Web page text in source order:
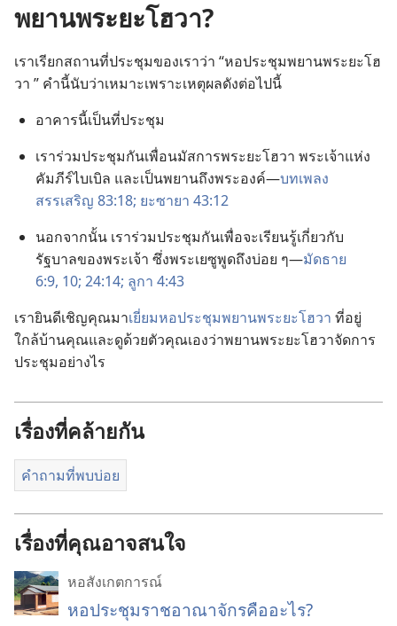
พยาน​พระ​ยะโฮวา?
เรา​เรียก​สถาน​ที่​ประชุม​ของ​เรา​ว่า “หอ​ประชุม​พยาน​พระ​ยะโฮ
วา ” คำ​นี้​นับ​ว่า​เหมาะ​เพราะ​เหตุ​ผล​ดัง​ต่อ​ไป​นี้
อาคาร​นี้​เป็น​ที่​ประชุม
เรา​ร่วม​ประชุม​กัน​เพื่อ​นมัสการ​พระ​ยะโฮวา พระเจ้า​แห่ง​
คัมภีร์​ไบเบิล และ​เป็น​พยาน​ถึง​พระองค์—บทเพลง​
สรรเสริญ 83:18; ยะซายา 43:12
นอก​จาก​นั้น เรา​ร่วม​ประชุม​กัน​เพื่อ​จะ​เรียน​รู้​เกี่ยว​กับ​
รัฐบาล​ของ​พระเจ้า ซึ่ง​พระ​เยซู​พูด​ถึง​บ่อย ๆ—มัดธาย
6:9, 10; 24:14; ลูกา 4:43
เรา​ยินดี​เชิญ​คุณ​มา​เยี่ยม​หอ​ประชุม​พยาน​พระ​ยะโฮวา ​ที่​อยู่​
ใกล้​บ้าน​คุณ​และ​ดู​ด้วย​ตัว​คุณ​เอง​ว่า​พยาน​พระ​ยะโฮวา​จัด​การ​
ประชุม​อย่าง​ไร
เรื่องที่คล้ายกัน
คำถามที่พบบ่อย
เรื่องที่คุณอาจสนใจ
หอสังเกตการณ์
หอประชุมราชอาณาจักรคืออะไร?